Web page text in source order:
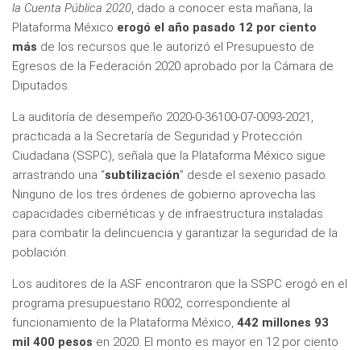
la Cuenta Pública 2020, dado a conocer esta mañana, la
Plataforma México erogó el año pasado 12 por ciento
más de los recursos que le autorizó el Presupuesto de
Egresos de la Federación 2020 aprobado por la Cámara de
Diputados.
La auditoría de desempeño 2020-0-36100-07-0093-2021,
practicada a la Secretaría de Seguridad y Protección
Ciudadana (SSPC), señala que la Plataforma México sigue
arrastrando una “subtilización” desde el sexenio pasado.
Ninguno de los tres órdenes de gobierno aprovecha las
capacidades cibernéticas y de infraestructura instaladas
para combatir la delincuencia y garantizar la seguridad de la
población.
Los auditores de la ASF encontraron que la SSPC erogó en el
programa presupuestario R002, correspondiente al
funcionamiento de la Plataforma México, 442 millones 93
mil 400 pesos en 2020. El monto es mayor en 12 por ciento